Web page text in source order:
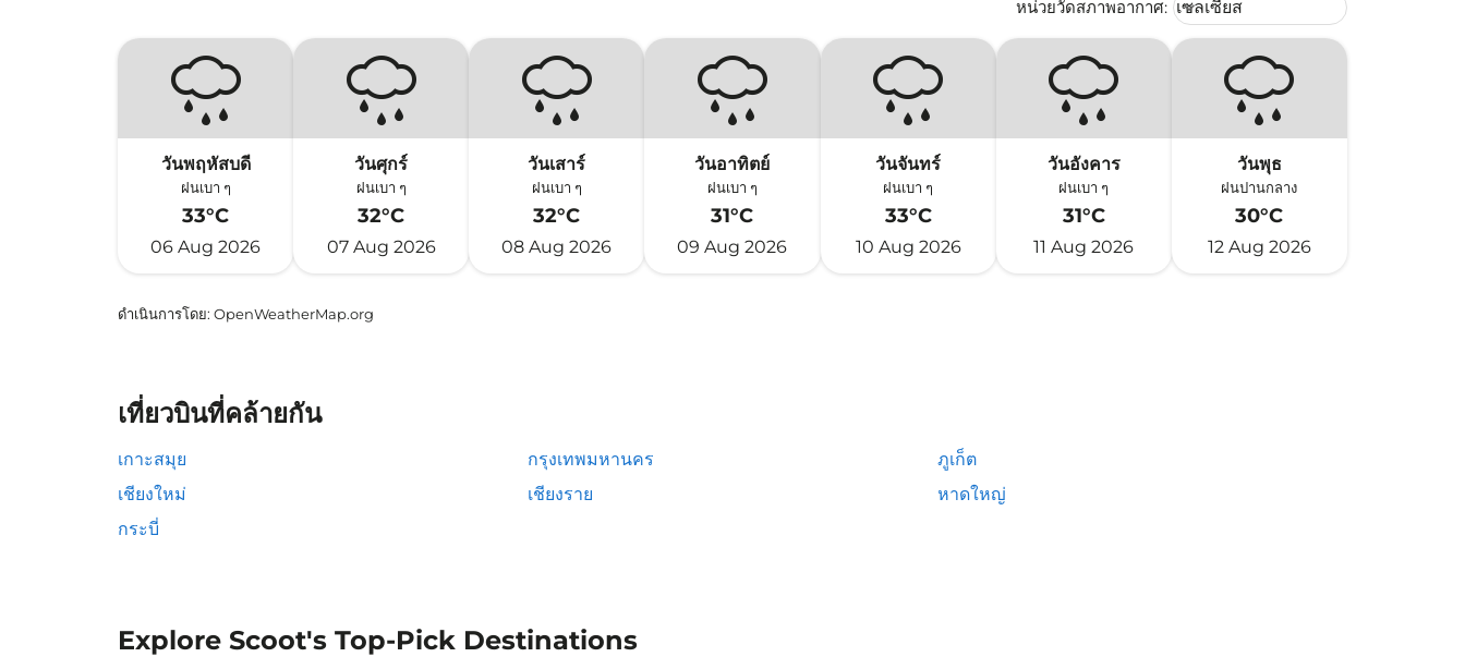
หน่วยวัดสภาพอากาศ: เซลเซียส
keyboard_arrow_down
วันพฤหัสบดี
ฝนเบา ๆ
33°C
06 Aug 2026
วันศุกร์
ฝนเบา ๆ
32°C
07 Aug 2026
วันเสาร์
ฝนเบา ๆ
32°C
08 Aug 2026
วันอาทิตย์
ฝนเบา ๆ
31°C
09 Aug 2026
วันจันทร์
ฝนเบา ๆ
33°C
10 Aug 2026
วันอังคาร
ฝนเบา ๆ
31°C
11 Aug 2026
วันพุธ
ฝนปานกลาง
30°C
12 Aug 2026
ดำเนินการโดย: OpenWeatherMap.org
เที่ยวบินที่คล้ายกัน
เกาะสมุย กรุงเทพมหานคร
ภูเก็ต
เชียงใหม่
เชียงราย
หาดใหญ่
กระบี่
Explore Scoot's Top-Pick Destinations